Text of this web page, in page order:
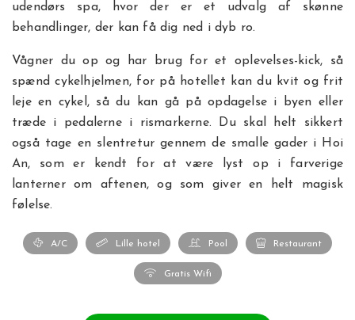
udendørs spa, hvor der er et udvalg af skønne
behandlinger, der kan få dig ned i dyb ro.
Vågner du op og har brug for et oplevelses-kick, så
spænd cykelhjelmen, for på hotellet kan du kvit og frit
leje en cykel, så du kan gå på opdagelse i byen eller
træde i pedalerne i rismarkerne. Du skal helt sikkert
også tage en slentretur gennem de smalle gader i Hoi
An, som er kendt for at være lyst op i farverige
lanterner om aftenen, og som giver en helt magisk
følelse.
A/C Lille hotel Pool Restaurant
Gratis Wifi